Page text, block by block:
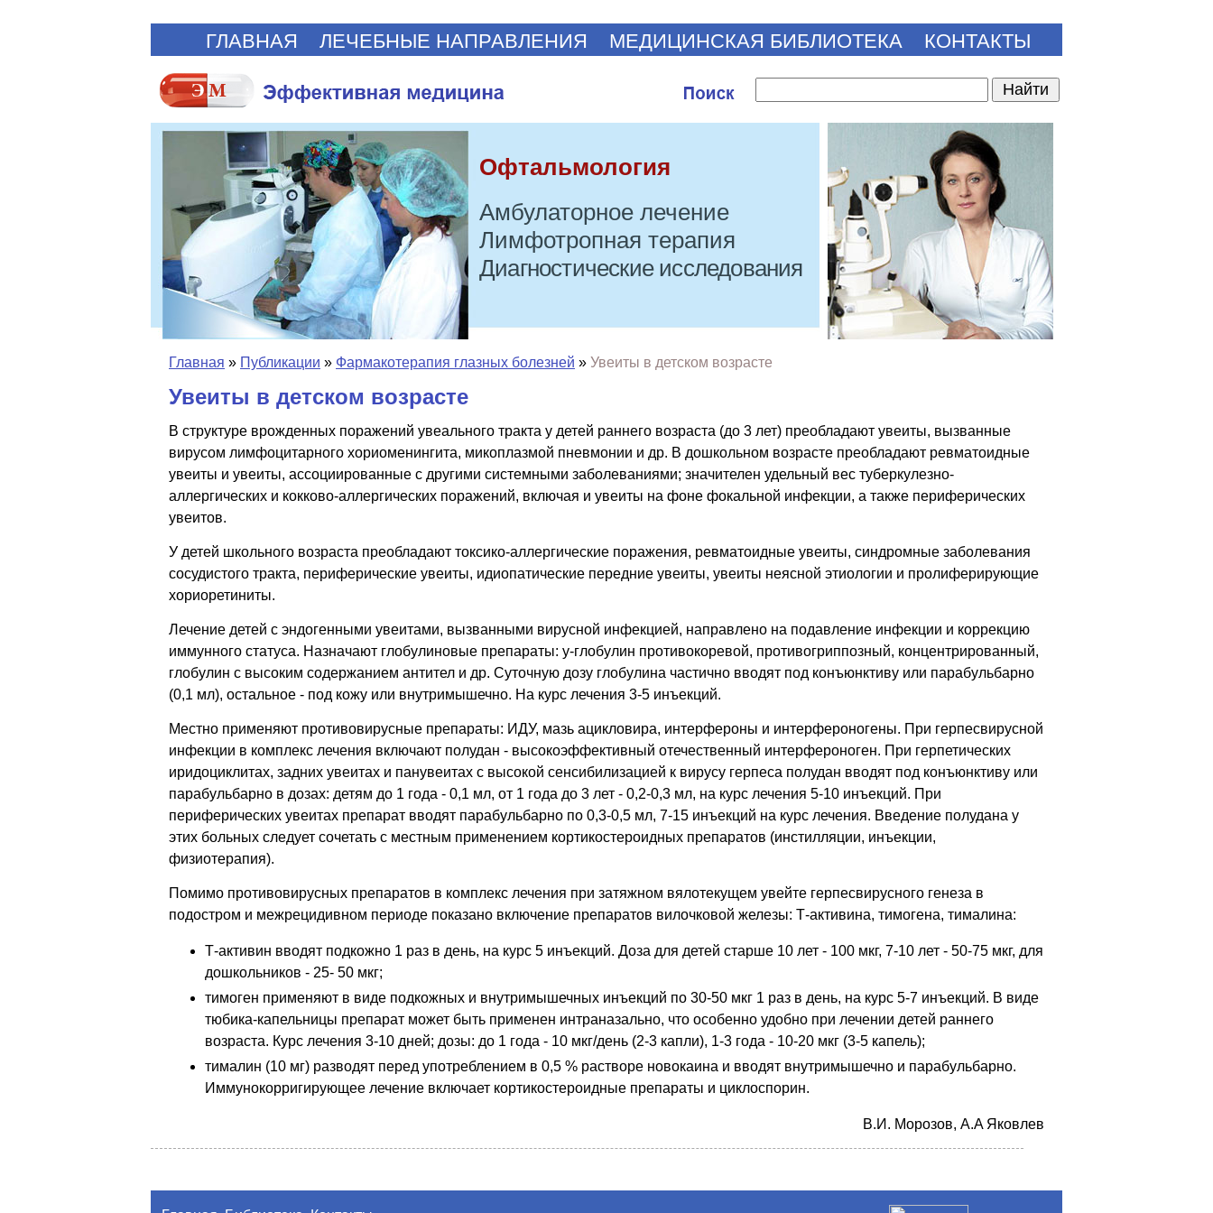
ГЛАВНАЯ ЛЕЧЕБНЫЕ НАПРАВЛЕНИЯ МЕДИЦИНСКАЯ БИБЛИОТЕКА КОНТАКТЫ
Офтальмология
Амбулаторное лечение
Лимфотропная терапия
Диагностические исследования
Главная » Публикации » Фармакотерапия глазных болезней » Увеиты в детском возрасте
Увеиты в детском возрасте
В структуре врожденных поражений увеального тракта у детей раннего возраста (до 3 лет) преобладают увеиты, вызванные
вирусом лимфоцитарного хориоменингита, микоплазмой пневмонии и др. В дошкольном возрасте преобладают ревматоидные
увеиты и увеиты, ассоциированные с другими системными заболеваниями; значителен удельный вес туберкулезно-
аллергических и кокково-аллергических поражений, включая и увеиты на фоне фокальной инфекции, а также периферических
увеитов.
У детей школьного возраста преобладают токсико-аллергические поражения, ревматоидные увеиты, синдромные заболевания
сосудистого тракта, периферические увеиты, идиопатические передние увеиты, увеиты неясной этиологии и пролиферирующие
хориоретиниты.
Лечение детей с эндогенными увеитами, вызванными вирусной инфекцией, направлено на подавление инфекции и коррекцию
иммунного статуса. Назначают глобулиновые препараты: у-глобулин противокоревой, противогриппозный, концентрированный,
глобулин с высоким содержанием антител и др. Суточную дозу глобулина частично вводят под конъюнктиву или парабульбарно
(0,1 мл), остальное - под кожу или внутримышечно. На курс лечения 3-5 инъекций.
Местно применяют противовирусные препараты: ИДУ, мазь ацикловира, интерфероны и интерфероногены. При герпесвирусной
инфекции в комплекс лечения включают полудан - высокоэффективный отечественный интерфероноген. При герпетических
иридоциклитах, задних увеитах и панувеитах с высокой сенсибилизацией к вирусу герпеса полудан вводят под конъюнктиву или
парабульбарно в дозах: детям до 1 года - 0,1 мл, от 1 года до 3 лет - 0,2-0,3 мл, на курс лечения 5-10 инъекций. При
периферических увеитах препарат вводят парабульбарно по 0,3-0,5 мл, 7-15 инъекций на курс лечения. Введение полудана у
этих больных следует сочетать с местным применением кортикостероидных препаратов (инстилляции, инъекции,
физиотерапия).
Помимо противовирусных препаратов в комплекс лечения при затяжном вялотекущем увейте герпесвирусного генеза в
подостром и межрецидивном периоде показано включение препаратов вилочковой железы: Т-активина, тимогена, тималина:
Т-активин вводят подкожно 1 раз в день, на курс 5 инъекций. Доза для детей старше 10 лет - 100 мкг, 7-10 лет - 50-75 мкг, для
дошкольников - 25- 50 мкг;
тимоген применяют в виде подкожных и внутримышечных инъекций по 30-50 мкг 1 раз в день, на курс 5-7 инъекций. В виде
тюбика-капельницы препарат может быть применен интраназально, что особенно удобно при лечении детей раннего
возраста. Курс лечения 3-10 дней; дозы: до 1 года - 10 мкг/день (2-3 капли), 1-3 года - 10-20 мкг (3-5 капель);
тималин (10 мг) разводят перед употреблением в 0,5 % растворе новокаина и вводят внутримышечно и парабульбарно.
Иммунокорригирующее лечение включает кортикостероидные препараты и циклоспорин.
B.И. Mopoзoв, A.A Якoвлев